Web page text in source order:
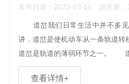
发布日期：2023-03-14 浏览量：
道岔我们日常生活中并不多见
讲，道岔是使机动车从一条轨道
道岔是轨道的薄弱环节之一。
查看详情+